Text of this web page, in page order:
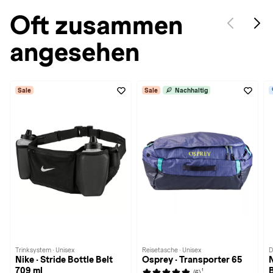
Oft zusammen
angesehen
Sale
Trinksystem · Unisex
Nike · Stride Bottle Belt
709 ml
Sale Nachhaltig
Reisetasche · Unisex
Osprey · Transporter 65
1